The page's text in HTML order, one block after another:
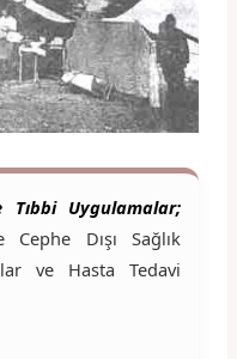
Tıbbi Uygulamalar;
Cephe Dışı Sağlık
ve Hasta Tedavi